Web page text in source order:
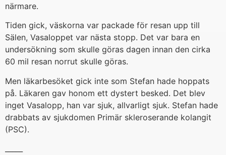
närmare.
Tiden gick, väskorna var packade för resan upp till
Sälen, Vasaloppet var nästa stopp. Det var bara en
undersökning som skulle göras dagen innan den cirka
60 mil resan norrut skulle göras.
Men läkarbesöket gick inte som Stefan hade hoppats
på. Läkaren gav honom ett dystert besked. Det blev
inget Vasalopp, han var sjuk, allvarligt sjuk. Stefan hade
drabbats av sjukdomen Primär skleroserande kolangit
(PSC).